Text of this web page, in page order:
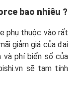
bao nhiêu ?
phụ thuộc vào rất
giảm giá của đại
và phí biển số của
sẽ tạm tính